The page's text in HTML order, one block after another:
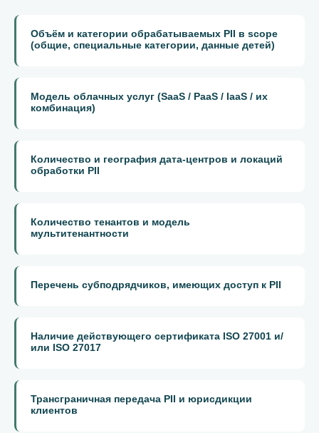
Объём и категории обрабатываемых PII в scope
(общие, специальные категории, данные детей)
Модель облачных услуг (SaaS / PaaS / IaaS / их
комбинация)
Количество и география дата-центров и локаций
обработки PII
Количество тенантов и модель
мультитенантности
Перечень субподрядчиков, имеющих доступ к PII
Наличие действующего сертификата ISO 27001 и/
или ISO 27017
Трансграничная передача PII и юрисдикции
клиентов